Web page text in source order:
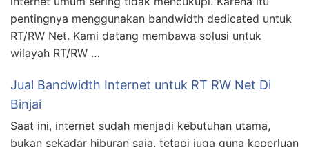
pentingnya menggunakan bandwidth dedicated untuk
RT/RW Net. Kami datang membawa solusi untuk
wilayah RT/RW …
Jual Bandwidth Internet untuk RT RW Net Di
Binjai
Saat ini, internet sudah menjadi kebutuhan utama,
bukan sekadar hiburan saja, tetapi juga guna keperluan